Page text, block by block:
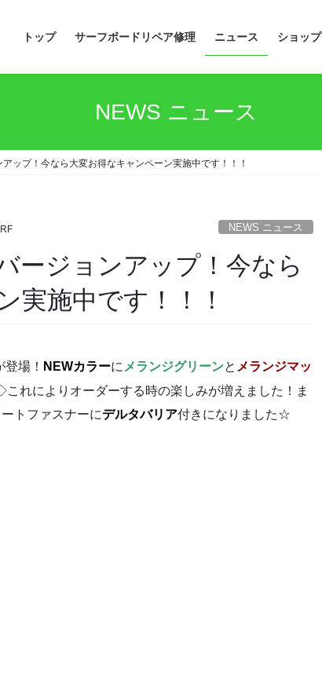
トップ サーフボードリペア修理 ニュース ショップ
NEWS ニュース
ップ！今なら大変お得なキャンペーン実施中です！！！
NEWS ニュース
ージョンアップ！今なら
実施中です！！！
登場！ NEWカラーに メランジグリーンと メランジマッ
れによりオーダーする時の楽しみが増えました！ま
トファスナーにデルタバリア付きになりました☆